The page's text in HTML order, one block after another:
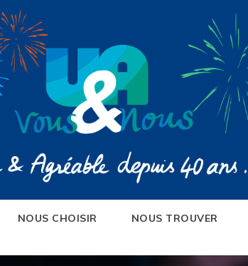
NOUS CHOISIR NOUS TROUVER